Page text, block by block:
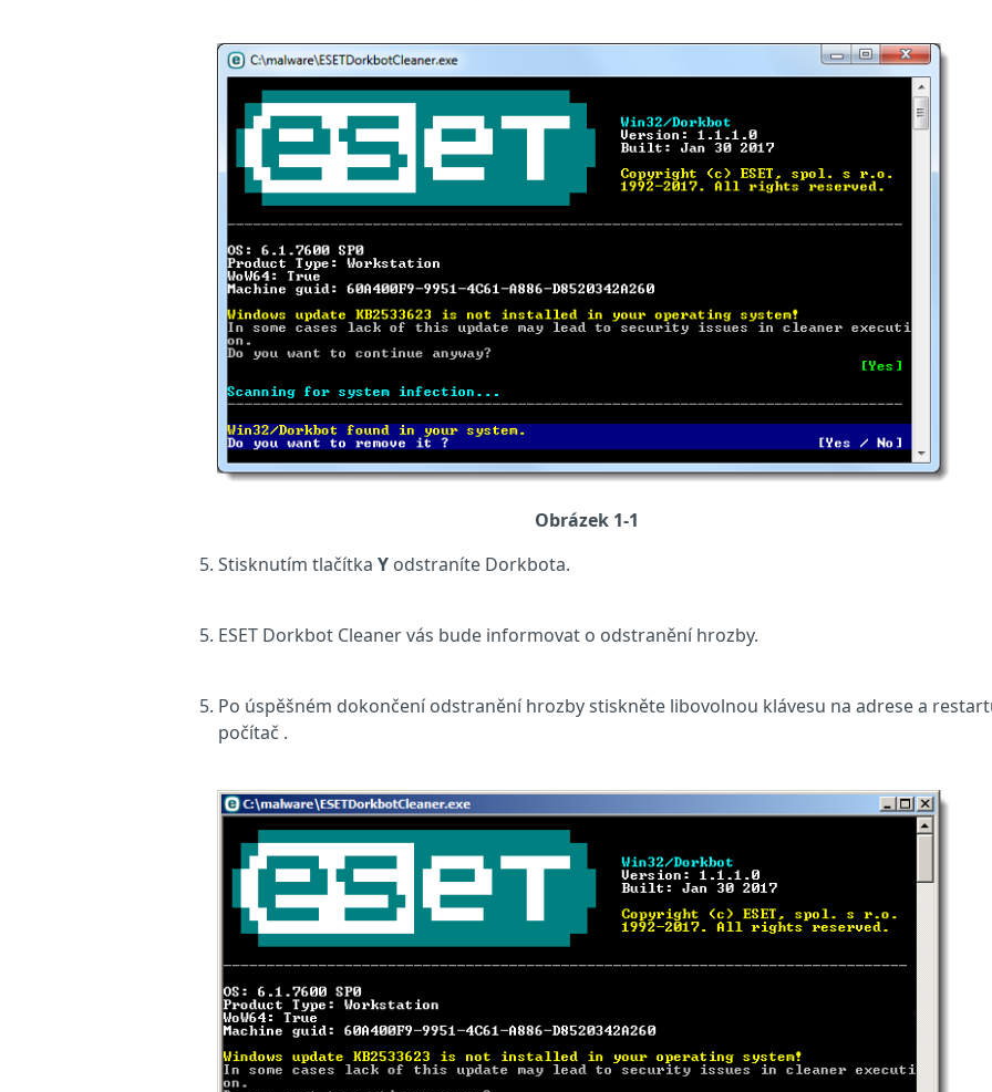
Obrázek 1-1
Stisknutím tlačítka Y odstraníte Dorkbota.
ESET Dorkbot Cleaner vás bude informovat o odstranění hrozby.
Po úspěšném dokončení odstranění hrozby stiskněte libovolnou klávesu na adrese a
počítač .